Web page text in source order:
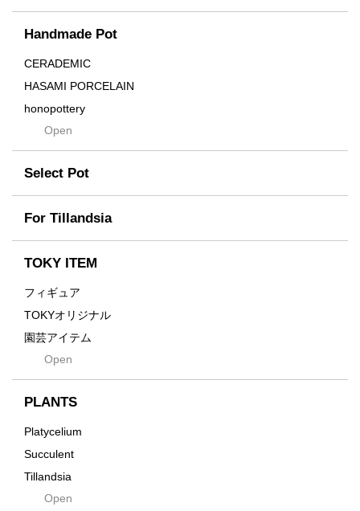
Cream
Crown
Distortion
Drop
DUNE
Flames
For
Former
Fused
Earth
emeth
Enhance
Grid
Innocence
Kodama
Handmade Pot
CERADEMIC
HASAMI PORCELAIN
honopottery
nocturne
tamanhayat
TETSUYA OZAWA
Scratch
Takehiro Ito
Yuya Iha
Open
Select Pot
For Tillandsia
TOKY ITEM
フィギュア
TOKYオリジナル
園芸アイテム
土・化粧石・活力剤
インテリア・デザイン雑貨
Tシャツ・バッグ
その他
Open
PLANTS
Platycelium
Succulent
Tillandsia
SeedsOpen